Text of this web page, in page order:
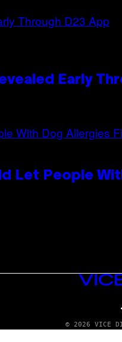
Early
Let People
VICE
MEDIA
© 2026 VICE